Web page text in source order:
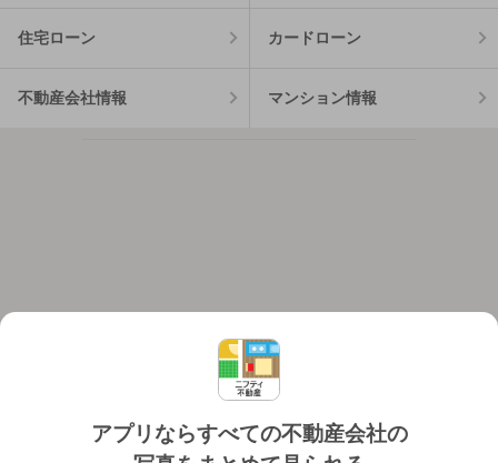
アプリならすべての不動産会社の
住宅ローン カードローン
不動産会社情報 マンション情報